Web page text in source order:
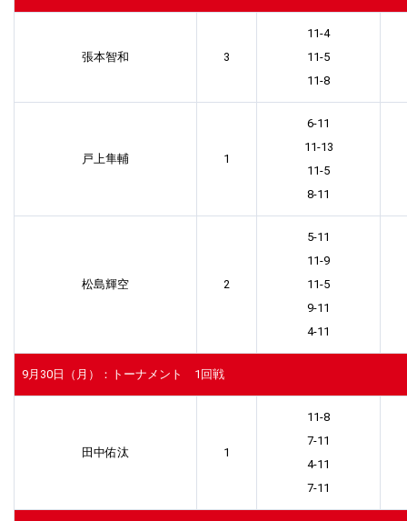
張本智和 3
11-4
11-5
11-8
戸上隼輔 1
6-11
11-13
11-5
8-11
松島輝空 2
5-11
11-9
11-5
9-11
4-11
9月30日（月）：トーナメント 1回戦
田中佑汰 1
11-8
7-11
4-11
7-11